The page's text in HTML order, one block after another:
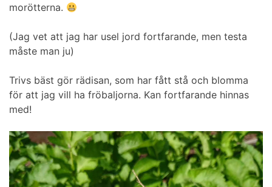
morötterna.
(Jag vet att jag har usel jord fortfarande, men testa
måste man ju)
Trivs bäst gör rädisan, som har fått stå och blomma
för att jag vill ha fröbaljorna. Kan fortfarande hinnas
med!